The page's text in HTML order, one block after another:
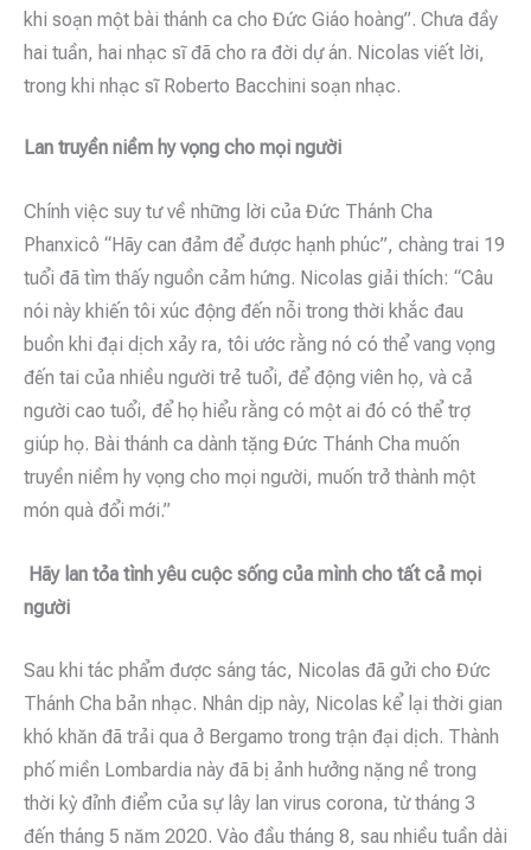
khi soạn một bài thánh ca cho Đức Giáo hoàng”. Chưa đầy
hai tuần, hai nhạc sĩ đã cho ra đời dự án. Nicolas viết lời,
trong khi nhạc sĩ Roberto Bacchini soạn nhạc.
Lan truyền niềm hy vọng cho mọi người
Chính việc suy tư về những lời của Đức Thánh Cha
Phanxicô “Hãy can đảm để được hạnh phúc”, chàng trai 19
tuổi đã tìm thấy nguồn cảm hứng. Nicolas giải thích: “Câu
nói này khiến tôi xúc động đến nỗi trong thời khắc đau
buồn khi đại dịch xảy ra, tôi ước rằng nó có thể vang vọng
đến tai của nhiều người trẻ tuổi, để động viên họ, và cả
người cao tuổi, để họ hiểu rằng có một ai đó có thể trợ
giúp họ. Bài thánh ca dành tặng Đức Thánh Cha muốn
truyền niềm hy vọng cho mọi người, muốn trở thành một
món quà đổi mới.”
Hãy lan tỏa tình yêu cuộc sống của mình cho tất cả mọi
người
Sau khi tác phẩm được sáng tác, Nicolas đã gửi cho Đức
Thánh Cha bản nhạc. Nhân dịp này, Nicolas kể lại thời gian
khó khăn đã trải qua ở Bergamo trong trận đại dịch. Thành
phố miền Lombardia này đã bị ảnh hưởng nặng nề trong
thời kỳ đỉnh điểm của sự lây lan virus corona, từ tháng 3
đến tháng 5 năm 2020. Vào đầu tháng 8, sau nhiều tuần dài